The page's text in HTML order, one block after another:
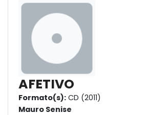
AFETIVO
Formato(s): CD (2011)
Mauro Senise